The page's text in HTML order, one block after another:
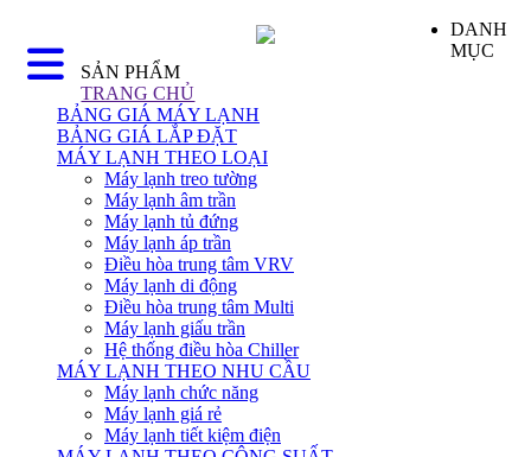
DANH
MỤC
SẢN PHẨM
TRANG CHỦ
BẢNG GIÁ MÁY LẠNH
BẢNG GIÁ LẮP ĐẶT
MÁY LẠNH THEO LOẠI
Máy lạnh treo tường
Máy lạnh âm trần
Máy lạnh tủ đứng
Máy lạnh áp trần
Điều hòa trung tâm VRV
Máy lạnh di động
Điều hòa trung tâm Multi
Máy lạnh giấu trần
Hệ thống điều hòa Chiller
MÁY LẠNH THEO NHU CẦU
Máy lạnh chức năng
Máy lạnh giá rẻ
Máy lạnh tiết kiệm điện